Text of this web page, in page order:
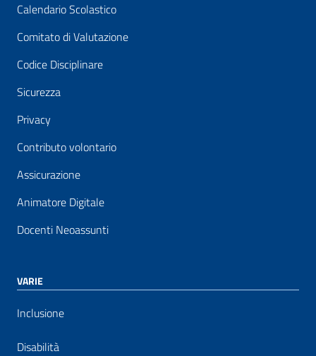
Calendario Scolastico
Comitato di Valutazione
Codice Disciplinare
Sicurezza
Privacy
Contributo volontario
Assicurazione
Animatore Digitale
Docenti Neoassunti
VARIE
Inclusione
Disabilità